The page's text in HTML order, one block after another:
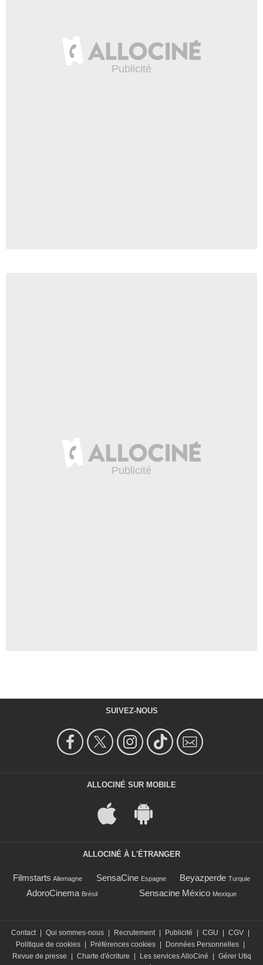
SUIVEZ-NOUS
ALLOCINÉ SUR MOBILE
ALLOCINÉ À L'ÉTRANGER
Filmstarts Allemagne SensaCine Espagne Beyazperde Turquie
AdoroCinema Brésil Sensacine México Mexique
Contact Qui sommes-nous Recrutement Publicité CGU CGV
Politique de cookies
Préférences cookies Données Personnelles
Revue de presse
Charte d'écriture Les services AlloCiné
Gérer Utiq